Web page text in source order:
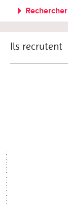
Ils recrutent